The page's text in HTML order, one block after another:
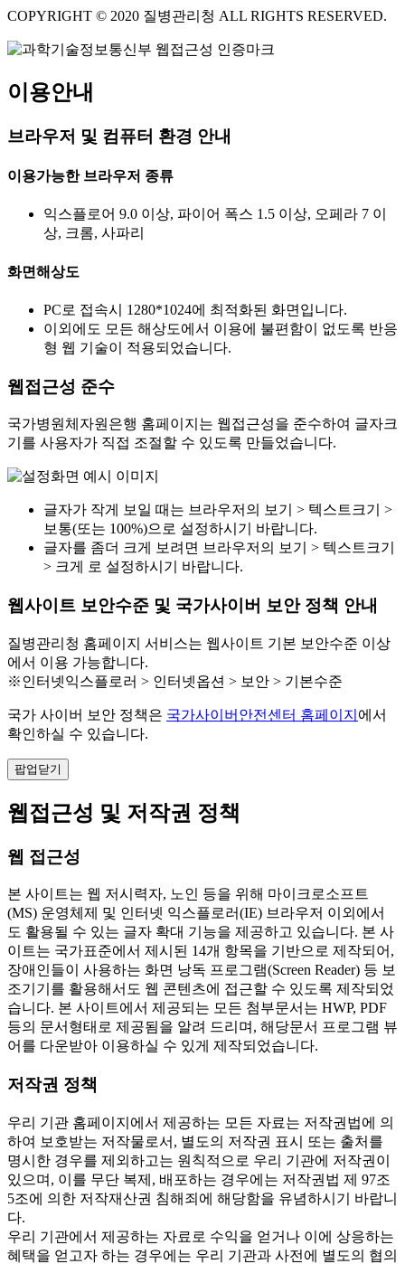
COPYRIGHT © 2020 질병관리청 ALL RIGHTS RESERVED.
이용안내
브라우저 및 컴퓨터 환경 안내
이용가능한 브라우저 종류
익스플로어 9.0 이상, 파이어 폭스 1.5 이상, 오페라 7 이
상, 크롬, 사파리
화면해상도
PC로 접속시 1280*1024에 최적화된 화면입니다.
이외에도 모든 해상도에서 이용에 불편함이 없도록 반응
형 웹 기술이 적용되었습니다.
웹접근성 준수
국가병원체자원은행 홈페이지는 웹접근성을 준수하여 글자크
기를 사용자가 직접 조절할 수 있도록 만들었습니다.
글자가 작게 보일 때는 브라우저의 보기 > 텍스트크기 >
보통(또는 100%)으로 설정하시기 바랍니다.
글자를 좀더 크게 보려면 브라우저의 보기 > 텍스트크기
> 크게 로 설정하시기 바랍니다.
웹사이트 보안수준 및 국가사이버 보안 정책 안내
질병관리청 홈페이지 서비스는 웹사이트 기본 보안수준 이상
에서 이용 가능합니다.
※인터넷익스플로러 > 인터넷옵션 > 보안 > 기본수준
국가 사이버 보안 정책은 국가사이버안전센터 홈페이지 에서
확인하실 수 있습니다.
팝업닫기
웹접근성 및 저작권 정책
웹 접근성
본 사이트는 웹 저시력자, 노인 등을 위해 마이크로소프트
(MS) 운영체제 및 인터넷 익스플로러(IE) 브라우저 이외에서
도 활용될 수 있는 글자 확대 기능을 제공하고 있습니다. 본 사
이트는 국가표준에서 제시된 14개 항목을 기반으로 제작되어,
장애인들이 사용하는 화면 낭독 프로그램(Screen Reader) 등 보
조기기를 활용해서도 웹 콘텐츠에 접근할 수 있도록 제작되었
습니다. 본 사이트에서 제공되는 모든 첨부문서는 HWP, PDF
등의 문서형태로 제공됨을 알려 드리며, 해당문서 프로그램 뷰
어를 다운받아 이용하실 수 있게 제작되었습니다.
저작권 정책
우리 기관 홈페이지에서 제공하는 모든 자료는 저작권법에 의
하여 보호받는 저작물로서, 별도의 저작권 표시 또는 출처를
명시한 경우를 제외하고는 원칙적으로 우리 기관에 저작권이
있으며, 이를 무단 복제, 배포하는 경우에는 저작권법 제 97조
5조에 의한 저작재산권 침해죄에 해당함을 유념하시기 바랍니
다.
우리 기관에서 제공하는 자료로 수익을 얻거나 이에 상응하는
혜택을 얻고자 하는 경우에는 우리 기관과 사전에 별도의 협의